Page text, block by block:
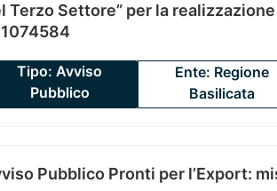
Terzo Settore” per la
Tipo: Avviso
Pubblico
Ente: Regione
Basilicata
Pubblico Pronti per l’Export: